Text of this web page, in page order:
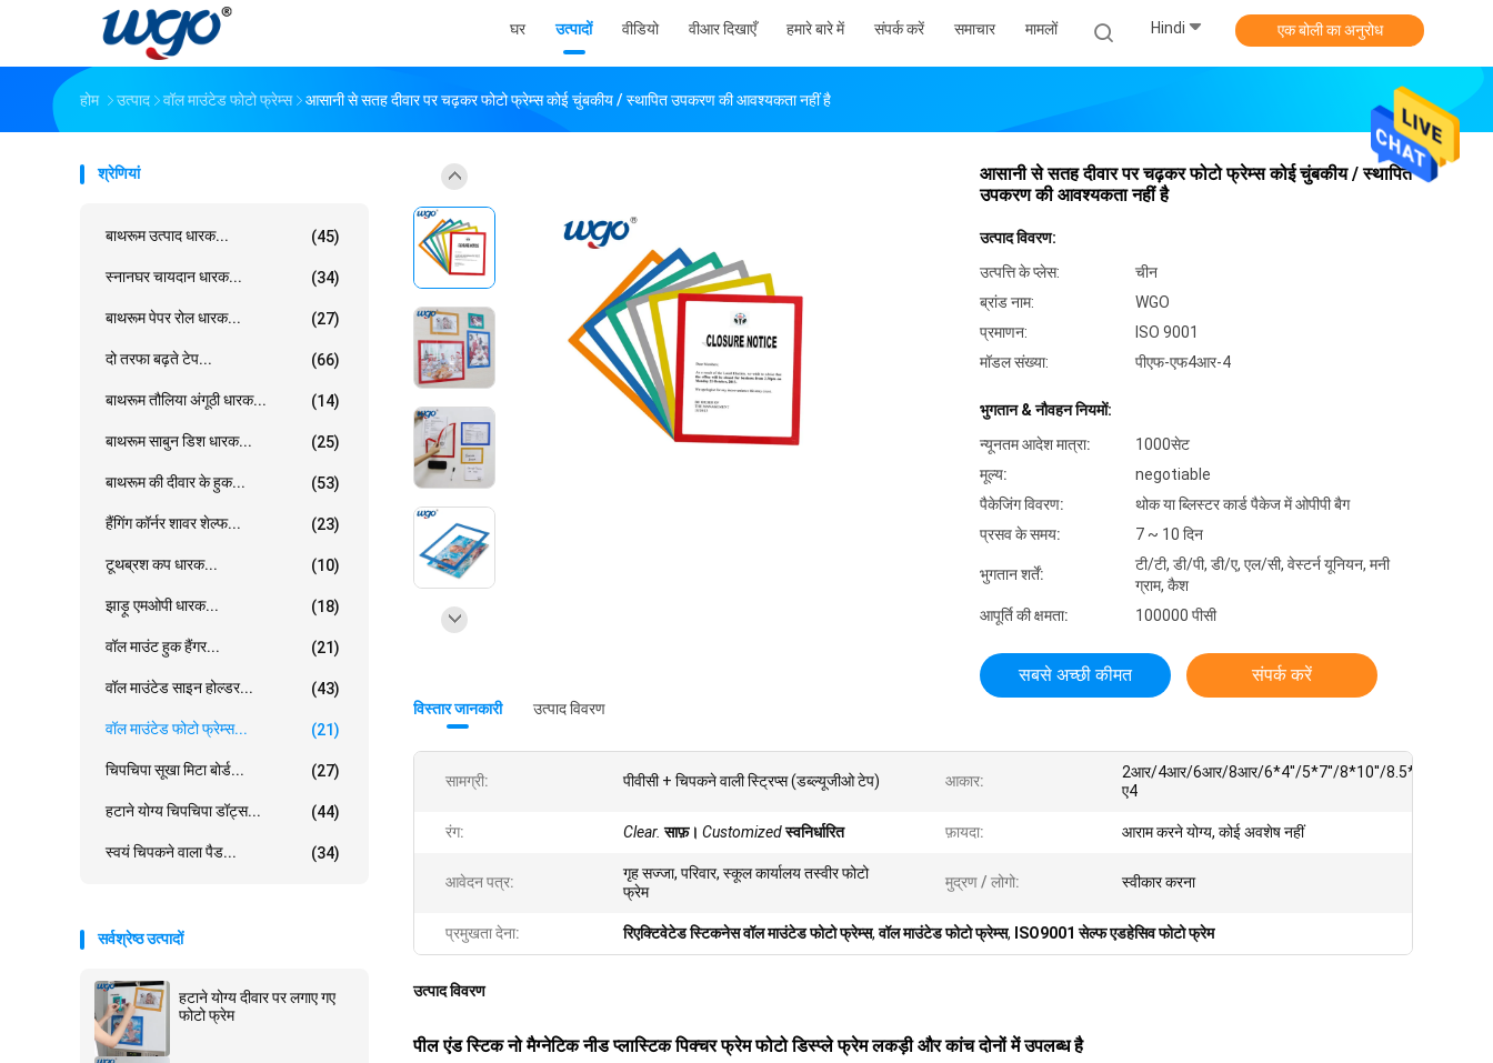
घर उत्पादों वीडियो वीआर दिखाएँ हमारे बारे में संपर्क करें समाचार मामलों Hindi एक बोली का अनुरोध
होम उत्पाद वॉल माउंटेड फोटो फ्रेम्स आसानी से सतह दीवार पर चढ़कर फोटो फ्रेम्स कोई चुंबकीय / स्थापित उपकरण की आवश्यकता नहीं है
श्रेणियां
बाथरूम उत्पाद धारक... (45)
स्नानघर चायदान धारक... (34)
बाथरूम पेपर रोल धारक... (27)
दो तरफा बढ़ते टेप... (66)
बाथरूम तौलिया अंगूठी धारक... (14)
बाथरूम साबुन डिश धारक... (25)
बाथरूम की दीवार के हुक... (53)
हैंगिंग कॉर्नर शावर शेल्फ... (23)
टूथब्रश कप धारक... (10)
झाड़ू एमओपी धारक... (18)
वॉल माउंट हुक हैंगर... (21)
वॉल माउंटेड साइन होल्डर... (43)
वॉल माउंटेड फोटो फ्रेम्स... (21)
चिपचिपा सूखा मिटा बोर्ड... (27)
हटाने योग्य चिपचिपा डॉट्स... (44)
स्वयं चिपकने वाला पैड... (34)
सर्वश्रेष्ठ उत्पादों
हटाने योग्य दीवार पर लगाए गए
फोटो फ्रेम
आसानी से सतह दीवार पर चढ़कर फोटो फ्रेम्स कोई चुंबकीय / स्थापित
उपकरण की आवश्यकता नहीं है
उत्पाद विवरण:
उत्पत्ति के प्लेस:
चीन
ब्रांड नाम:
WGO
प्रमाणन:
ISO 9001
मॉडल संख्या:
पीएफ-एफ4आर-4
भुगतान & नौवहन नियमों:
न्यूनतम आदेश मात्रा:
1000सेट
मूल्य:
negotiable
पैकेजिंग विवरण:
थोक या ब्लिस्टर कार्ड पैकेज में ओपीपी बैग
प्रसव के समय:
7 ~ 10 दिन
भुगतान शर्तें:
टी/टी, डी/पी, डी/ए, एल/सी, वेस्टर्न यूनियन, मनी
ग्राम, कैश
आपूर्ति की क्षमता:
100000 पीसी
सबसे अच्छी कीमत संपर्क करें
विस्तार जानकारी उत्पाद विवरण
सामग्री: पीवीसी + चिपकने वाली स्ट्रिप्स (डब्ल्यूजीओ टेप) आकार:
2आर/4आर/6आर/8आर/6*4''/5*7''/8*10''/8.5*11''/
ए4
रंग: Clear. साफ़। Customizedस्वनिर्धारित फ़ायदा: आराम करने योग्य, कोई अवशेष नहीं
आवेदन पत्र:
गृह सज्जा, परिवार, स्कूल कार्यालय तस्वीर फोटो
फ्रेम
मुद्रण / लोगो: स्वीकार करना
प्रमुखता देना: रिएक्टिवेटेड स्टिकनेस वॉल माउंटेड फोटो फ्रेम्स,वॉल माउंटेड फोटो फ्रेम्स, ISO9001 सेल्फ एडहेसिव फोटो फ्रेम
उत्पाद विवरण
पील एंड स्टिक नो मैग्नेटिक नीड प्लास्टिक पिक्चर फ्रेम फोटो डिस्प्ले फ्रेम लकड़ी और कांच दोनों में उपलब्ध है